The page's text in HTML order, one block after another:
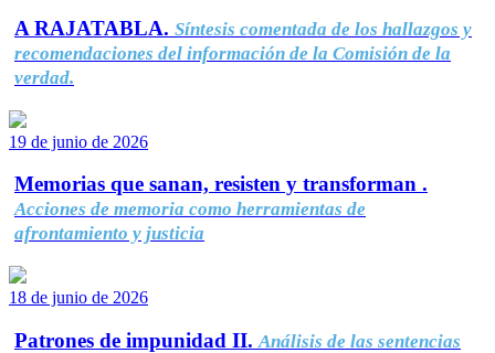
A RAJATABLA. Síntesis comentada de los hallazgos y
recomendaciones del información de la Comisión de la
verdad.
19 de junio de 2026
Memorias que sanan, resisten y transforman .
Acciones de memoria como herramientas de
afrontamiento y justicia
18 de junio de 2026
Patrones de impunidad II. Análisis de las sentencias